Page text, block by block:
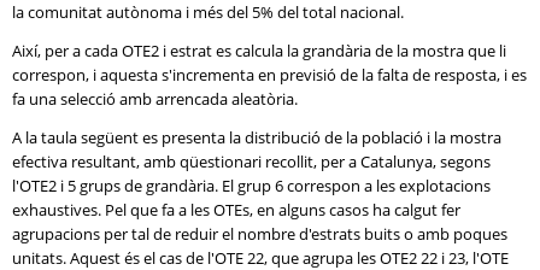
la comunitat autònoma i més del 5% del total nacional.
Així, per a cada OTE2 i estrat es calcula la grandària de la mostra que li
correspon, i aquesta s'incrementa en previsió de la falta de resposta, i es
fa una selecció amb arrencada aleatòria.
A la taula següent es presenta la distribució de la població i la mostra
efectiva resultant, amb qüestionari recollit, per a Catalunya, segons
l'OTE2 i 5 grups de grandària. El grup 6 correspon a les explotacions
exhaustives. Pel que fa a les OTEs, en alguns casos ha calgut fer
agrupacions per tal de reduir el nombre d'estrats buits o amb poques
unitats. Aquest és el cas de l'OTE 22, que agrupa les OTE2 22 i 23, l'OTE